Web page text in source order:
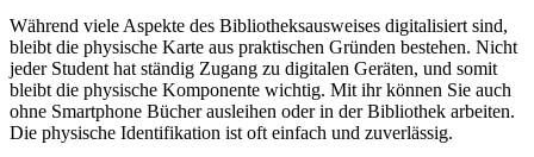
Während viele Aspekte des Bibliotheksausweises digitalisiert sind,
bleibt die physische Karte aus praktischen Gründen bestehen. Nicht
jeder Student hat ständig Zugang zu digitalen Geräten, und somit
bleibt die physische Komponente wichtig. Mit ihr können Sie auch
ohne Smartphone Bücher ausleihen oder in der Bibliothek arbeiten.
Die physische Identifikation ist oft einfach und zuverlässig.